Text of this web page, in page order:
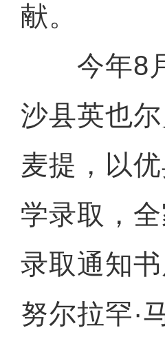
献。
今年8月
沙县英也
麦提，以
学录取，
录取通知
努尔拉罕·